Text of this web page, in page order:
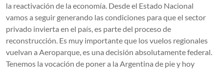
la reactivación de la economía. Desde el Estado Nacional
vamos a seguir generando las condiciones para que el sector
privado invierta en el país, es parte del proceso de
reconstrucción. Es muy importante que los vuelos regionales
vuelvan a Aeroparque, es una decisión absolutamente federal.
Tenemos la vocación de poner a la Argentina de pie y hoy